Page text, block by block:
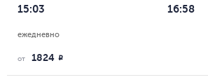
15:03 16:58
ежедневно
от 1824 R